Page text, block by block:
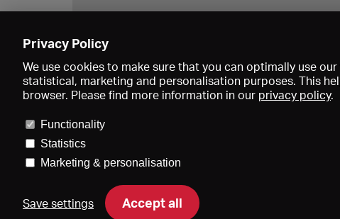
Privacy Policy
We use cookies to make sure that you can optimally use
statistical, marketing and personalisation purposes. This
browser. Please find more information in our privacy policy.
Functionality
Statistics
Marketing & personalisation
Save settings Accept all